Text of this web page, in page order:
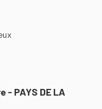
- PAYS DE LA